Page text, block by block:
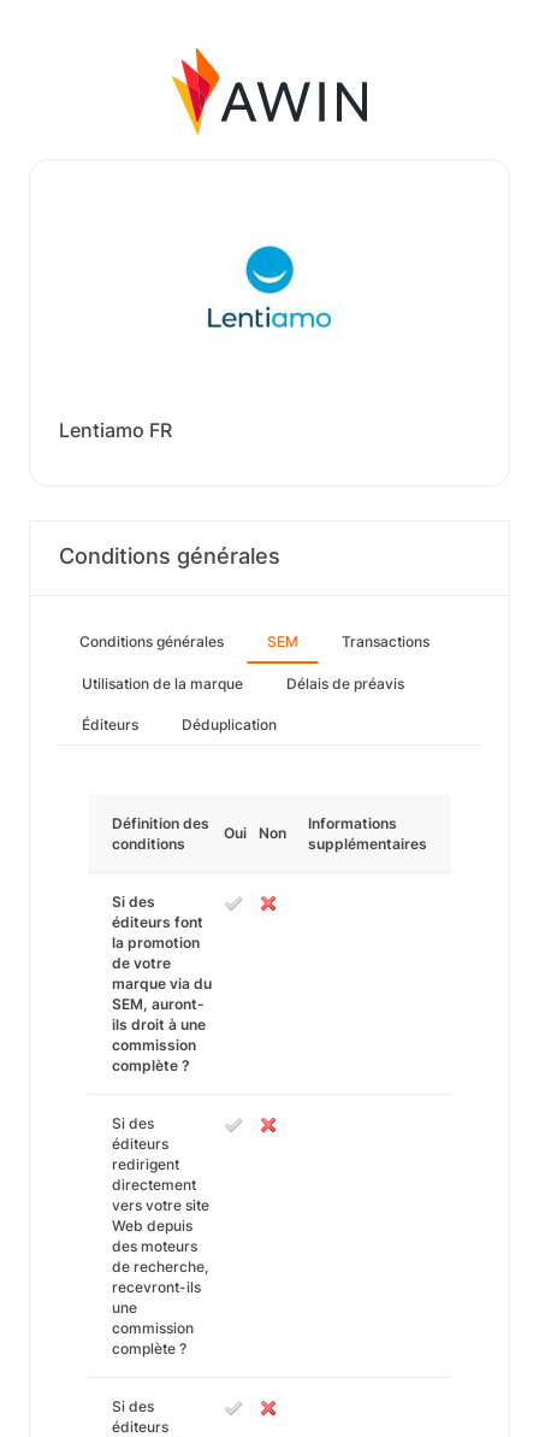
Lentiamo FR
Conditions générales
Conditions générales SEM Transactions
Utilisation de la marque Délais de préavis
Éditeurs Déduplication
Définition des
conditions
Oui Non
Informations
supplémentaires
Si des
éditeurs font
la promotion
de votre
marque via du
SEM, auront-
ils droit à une
commission
complète ?
Si des
éditeurs
redirigent
directement
vers votre site
Web depuis
des moteurs
de recherche,
recevront-ils
une
commission
complète ?
Si des
éditeurs